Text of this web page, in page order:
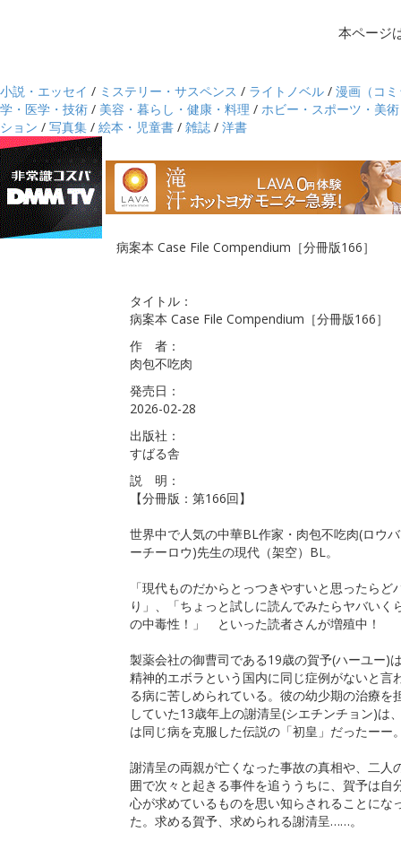
本ページ
小説・エッセイ / ミステリー・サスペンス / ライトノベル / 漫画（コ
学・医学・技術 / 美容・暮らし・健康・料理 / ホビー・スポーツ・美術
ション / 写真集 / 絵本・児童書 / 雑誌 / 洋書
病案本 Case File Compendium［分冊版166］
タイトル：
病案本 Case File Compendium［分冊版166］
作 者：
肉包不吃肉
発売日：
2026-02-28
出版社：
すばる舎
説 明：
【分冊版：第166回】
世界中で人気の中華BL作家・肉包不吃肉(ロウ
ーチーロウ)先生の現代（架空）BL。
「現代ものだからとっつきやすいと思ったらど
り」、「ちょっと試しに読んでみたらヤバいく
の中毒性！」 といった読者さんが増殖中！
製薬会社の御曹司である19歳の賀予(ハーユー)
精神的エボラという国内に同じ症例がないと言
る病に苦しめられている。彼の幼少期の治療を
していた13歳年上の謝清呈(シエチンチョン)は
は同じ病を克服した伝説の「初皇」だったーー
謝清呈の両親が亡くなった事故の真相や、二人
囲で次々と起きる事件を追ううちに、賀予は自
心が求めているものを思い知らされることにな
た。求める賀予、求められる謝清呈……。